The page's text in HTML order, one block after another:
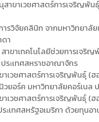
าขาเวชศาสตร์การเจริญพันธุ์
ารวิจัยคลินิก จากมหาวิทยาลั
ดา
สาขาเทคโนโลยีช่วยการเจริ
ระเทศสหราชอาณาจักร
าเวชศาสตร์การเจริญพันธุ์ (
วยอร์ค มหาวิทยาลัยคอร์เนล
าเวชศาสตร์การเจริญพันธุ์ (
ะเทศสหรัฐอเมริกา ด้วยทุนอ